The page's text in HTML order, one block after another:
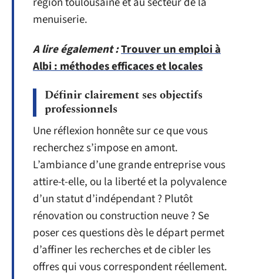
menuiserie.
A lire également :Trouver un emploi à
Albi : méthodes efficaces et locales
Définir clairement ses objectifs
professionnels
Une réflexion honnête sur ce que vous
recherchez s’impose en amont.
L’ambiance d’une grande entreprise vous
attire-t-elle, ou la liberté et la polyvalence
d’un statut d’indépendant ? Plutôt
rénovation ou construction neuve ? Se
poser ces questions dès le départ permet
d’affiner les recherches et de cibler les
offres qui vous correspondent réellement.